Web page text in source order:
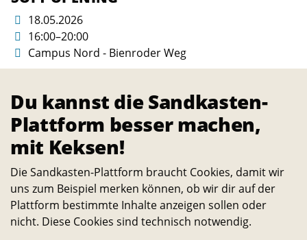
18.05.2026
16:00–20:00
Campus Nord - Bienroder Weg
Du kannst die Sandkasten-
Plattform besser machen,
mit Keksen!
Die Sandkasten-Plattform braucht Cookies, damit wir
uns zum Beispiel merken können, ob wir dir auf der
Plattform bestimmte Inhalte anzeigen sollen oder
nicht. Diese Cookies sind technisch notwendig.